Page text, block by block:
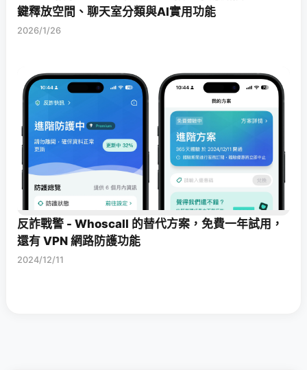
鍵釋放空間、聊天室分類與AI實用功能
2026/1/26
反詐戰警 - Whoscall 的替代方案，免費一年試用，
還有 VPN 網路防護功能
2024/12/11